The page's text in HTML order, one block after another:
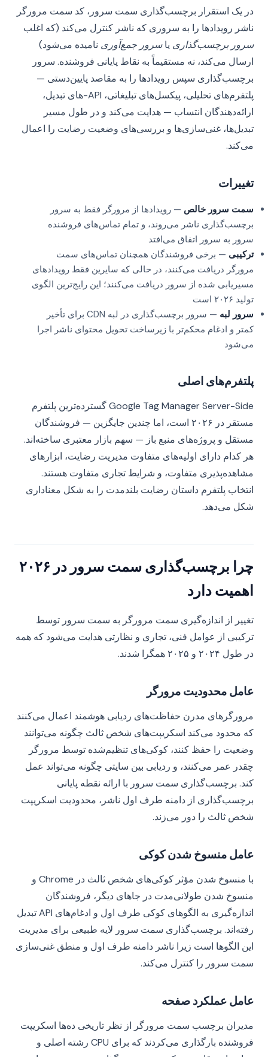
در یک استقرار برچسب‌گذاری سمت سرور، کد سمت مرورگر
ناشر رویدادها را به سروری که ناشر کنترل می‌کند (که اغلب
سرور برچسب‌گذاری یاسرور جمع‌آوری نامیده می‌شود)
ارسال می‌کند، نه مستقیماً به نقاط پایانی فروشنده. سرور
برچسب‌گذاری سپس رویدادها را به مقاصد پایین‌دستی —
پلتفرم‌های تحلیلی، پیکسل‌های تبلیغاتی، API-های تبدیل،
ارائه‌دهندگان انتساب — هدایت می‌کند و در طول مسیر
تبدیل‌ها، غنی‌سازی‌ها و بررسی‌های وضعیت رضایت را اعمال
می‌کند.
تغییرات
سمت سرور خالص — رویدادها از مرورگر فقط به سرور
برچسب‌گذاری ناشر می‌روند، و تمام تماس‌های فروشنده
سرور به سرور اتفاق می‌افتد
ترکیبی — برخی فروشندگان همچنان تماس‌های سمت
مرورگر دریافت می‌کنند، در حالی که سایرین فقط رویدادهای
مسیریابی شده از سرور دریافت می‌کنند؛ این رایج‌ترین الگوی
تولید ۲۰۲۶ است
سرور لبه
— سرور برچسب‌گذاری در لبه CDN برای تأخیر
کمتر و ادغام محکم‌تر با زیرساخت تحویل محتوای ناشر اجرا
می‌شود
پلتفرم‌های اصلی
Google Tag Manager Server-Side گسترده‌ترین پلتفرم
مستقر در ۲۰۲۶ است، اما چندین جایگزین — فروشندگان
مستقل و پروژه‌های منبع باز — سهم بازار معتبری ساخته‌اند.
هر کدام دارای اولیه‌های متفاوت مدیریت رضایت، ابزارهای
مشاهده‌پذیری متفاوت، و شرایط تجاری متفاوت هستند.
انتخاب پلتفرم داستان رضایت بلندمدت را به شکل معناداری
شکل می‌دهد.
چرا برچسب‌گذاری سمت سرور در ۲۰۲۶
اهمیت دارد
تغییر از اندازه‌گیری سمت مرورگر به سمت سرور توسط
ترکیبی از عوامل فنی، تجاری و نظارتی هدایت می‌شود که همه
در طول ۲۰۲۴ و ۲۰۲۵ همگرا شدند.
عامل محدودیت مرورگر
مرورگرهای مدرن حفاظت‌های ردیابی هوشمند اعمال می‌کنند
که محدود می‌کند اسکریپت‌های شخص ثالث چگونه می‌توانند
وضعیت را حفظ کنند، کوکی‌های تنظیم‌شده توسط مرورگر
چقدر عمر می‌کنند، و ردیابی بین سایتی چگونه می‌تواند عمل
کند. برچسب‌گذاری سمت سرور با ارائه نقطه پایانی
برچسب‌گذاری از دامنه طرف اول ناشر، محدودیت اسکریپت
شخص ثالث را دور می‌زند.
عامل منسوخ شدن کوکی
با منسوخ شدن مؤثر کوکی‌های شخص ثالث در Chrome و
منسوخ شدن طولانی‌مدت در جاهای دیگر، فروشندگان
اندازه‌گیری به الگوهای کوکی طرف اول و ادغام‌های API تبدیل
رفته‌اند. برچسب‌گذاری سمت سرور لایه طبیعی برای مدیریت
این الگوها است زیرا ناشر دامنه طرف اول و منطق غنی‌سازی
سمت سرور را کنترل می‌کند.
عامل عملکرد صفحه
مدیران برچسب سمت مرورگر از نظر تاریخی ده‌ها اسکریپت
فروشنده بارگذاری می‌کردند که برای CPU رشته اصلی و